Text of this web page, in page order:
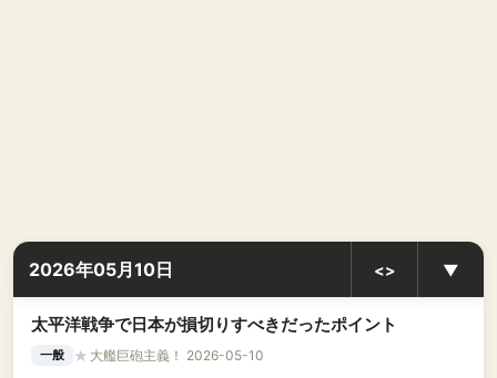
2026年05月10日 <> ▼
太平洋戦争で日本が損切りすべきだったポイント
一般 ★ 大艦巨砲主義！ 2026-05-10